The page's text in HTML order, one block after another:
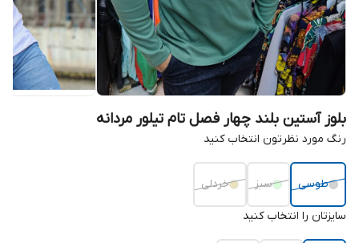
بلوز آستین بلند چهار فصل تام تیلور مردانه
رنگ مورد نظرتون انتخاب کنید
طوسی سبز خردلی
سایزتان را انتخاب کنید